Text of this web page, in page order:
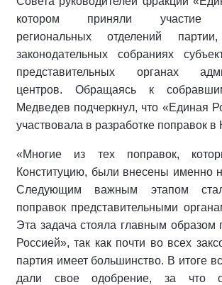
котором приняли участие
региональных отделений
законодательных собраниях
представительных органах
центров. Обращаясь к
Медведев подчеркнул, что «Единая
участвовала в разработке поправок в
«Многие из тех поправок,
Конституцию, были внесены именно
Следующим важным этапом
поправок представительными
Эта задача стояла главным образом
Россией», так как почти во всех
партия имеет большинство. В итоге
дали свое одобрение, за что